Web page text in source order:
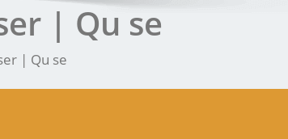
| Qu se
| Qu se